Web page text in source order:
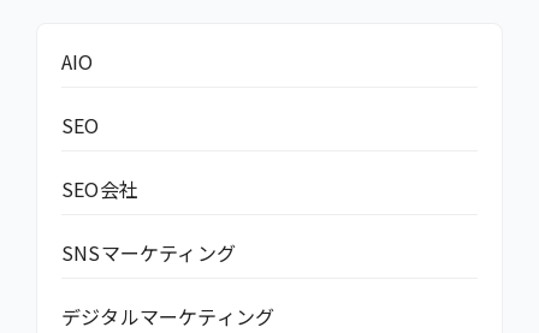
AIO
SEO
SEO会社
SNSマーケティング
デジタルマーケティング